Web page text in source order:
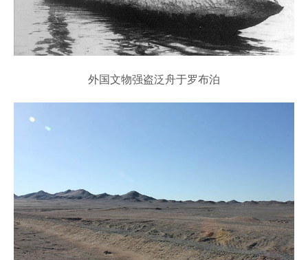
外国文物强盗泛舟于罗布泊